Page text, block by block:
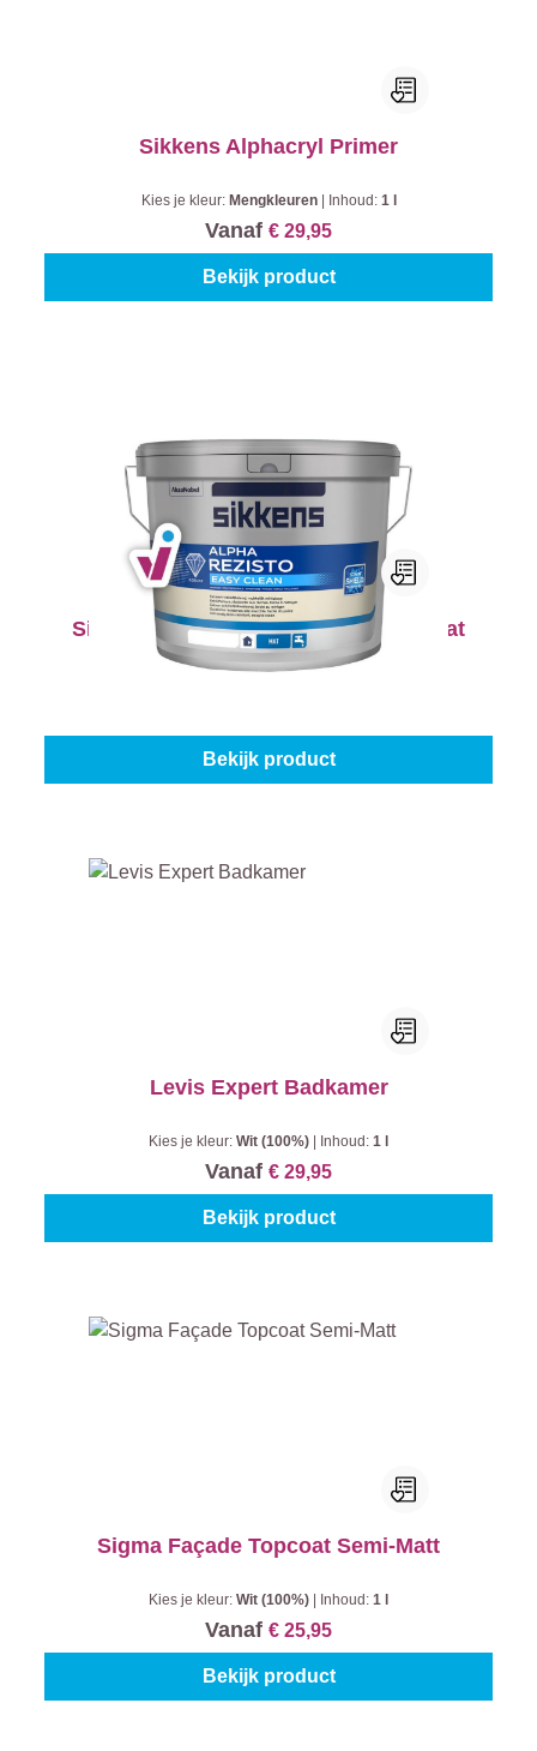
Sikkens Alphacryl Primer
Kies je kleur: Mengkleuren Inhoud: 1 l
Vanaf € 29,95
Bekijk product
Sikkens Alpha Rezisto Easy Clean Mat
Bekijk product
Levis Expert Badkamer
Kies je kleur: Wit (100%) Inhoud: 1 l
Vanaf € 29,95
Bekijk product
Sigma Façade Topcoat Semi-Matt
Kies je kleur: Wit (100%) Inhoud: 1 l
Vanaf € 25,95
Bekijk product